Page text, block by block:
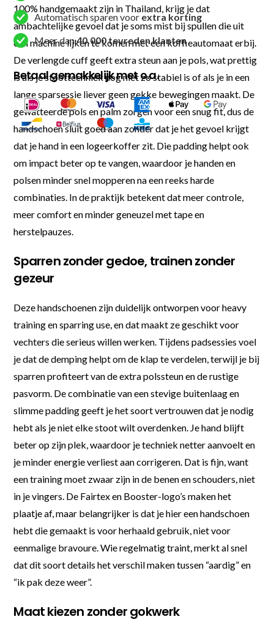
Automatisch sparen voor extra korting
Meer dan40.000 tevreden klanten
Betaal gemakkelijk met o.a.
100% handgemaakt zijn in Thailand, krijg je dat
ambachtelijke gevoel dat je soms mist bij spullen die uit
een machine lijken te komen met een koffieautomaat erbij.
De verlengde cuff geeft extra steun aan je pols, wat prettig
is als je stoottechniek nog niet zo stabiel is of als je in een
lange sparsessie liever geen gekke bewegingen maakt. De
gewatteerde pols en palm zorgen voor een snug fit, dus de
handschoen sluit goed aan zonder dat je het gevoel krijgt
dat je hand in een logeerkoffer zit. Die padding helpt ook
om impact beter op te vangen, waardoor je handen en
polsen minder snel mopperen na een reeks harde
combinaties. In de praktijk betekent dat meer controle,
meer comfort en minder geneuzel met tape en
herstelpauzes.
Sparren zonder gedoe, trainen zonder
gezeur
Deze handschoenen zijn duidelijk ontworpen voor heavy
training en sparring use, en dat maakt ze geschikt voor
vechters die serieus willen werken. Tijdens padsessies voel
je dat de demping helpt om de klap te verdelen, terwijl je bij
sparren profiteert van de extra polssteun en de rustige
pasvorm. De combinatie van een stevige buitenlaag en
slimme padding geeft je het soort vertrouwen dat je nodig
hebt als je niet elke stoot wilt overdenken. Je hand blijft
beter op zijn plek, waardoor je techniek netter aanvoelt en
je minder energie verliest aan corrigeren. Dat is fijn, want
een training moet zwaar zijn in de benen en schouders, niet
in je vingers. De Fairtex en Booster-logo’s maken het
plaatje af, maar belangrijker is dat je hier een handschoen
hebt die gemaakt is voor herhaald gebruik, niet voor
eenmalige bravoure. Wie regelmatig traint, merkt al snel
dat dit soort details het verschil maken tussen “aardig” en
“ik pak deze weer”.
Maat kiezen zonder gokwerk